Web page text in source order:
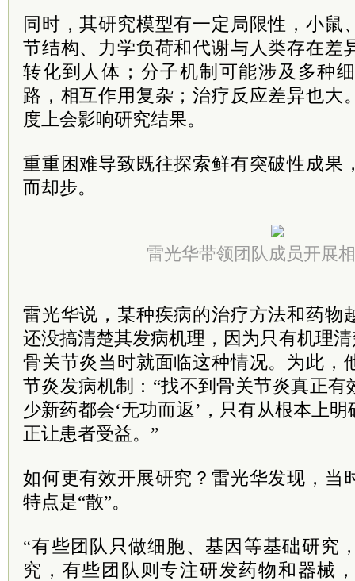
同时，其研究模型有一定局限性，小鼠
节结构、力学负荷和代谢与人类存在差
转化到人体；分子机制可能涉及多种
路，相互作用复杂；治疗反应差异也大
度上会影响研究结果。
重重困难导致既往探索鲜有突破性成果
而却步。
雷光华带领团队成员开展
雷光华说，某种疾病的治疗方法和药物
还没搞清楚其发病机理，因为只有机理
骨关节炎当时就面临这种情况。为此，
节炎发病机制：“找不到骨关节炎真正
少新药都会‘无功而返’，只有从根本上
正让患者受益。”
如何更有效开展研究？雷光华发现，当
特点是“散”。
“有些团队只做细胞、基因等基础研究
究，有些团队则专注研发药物和器械